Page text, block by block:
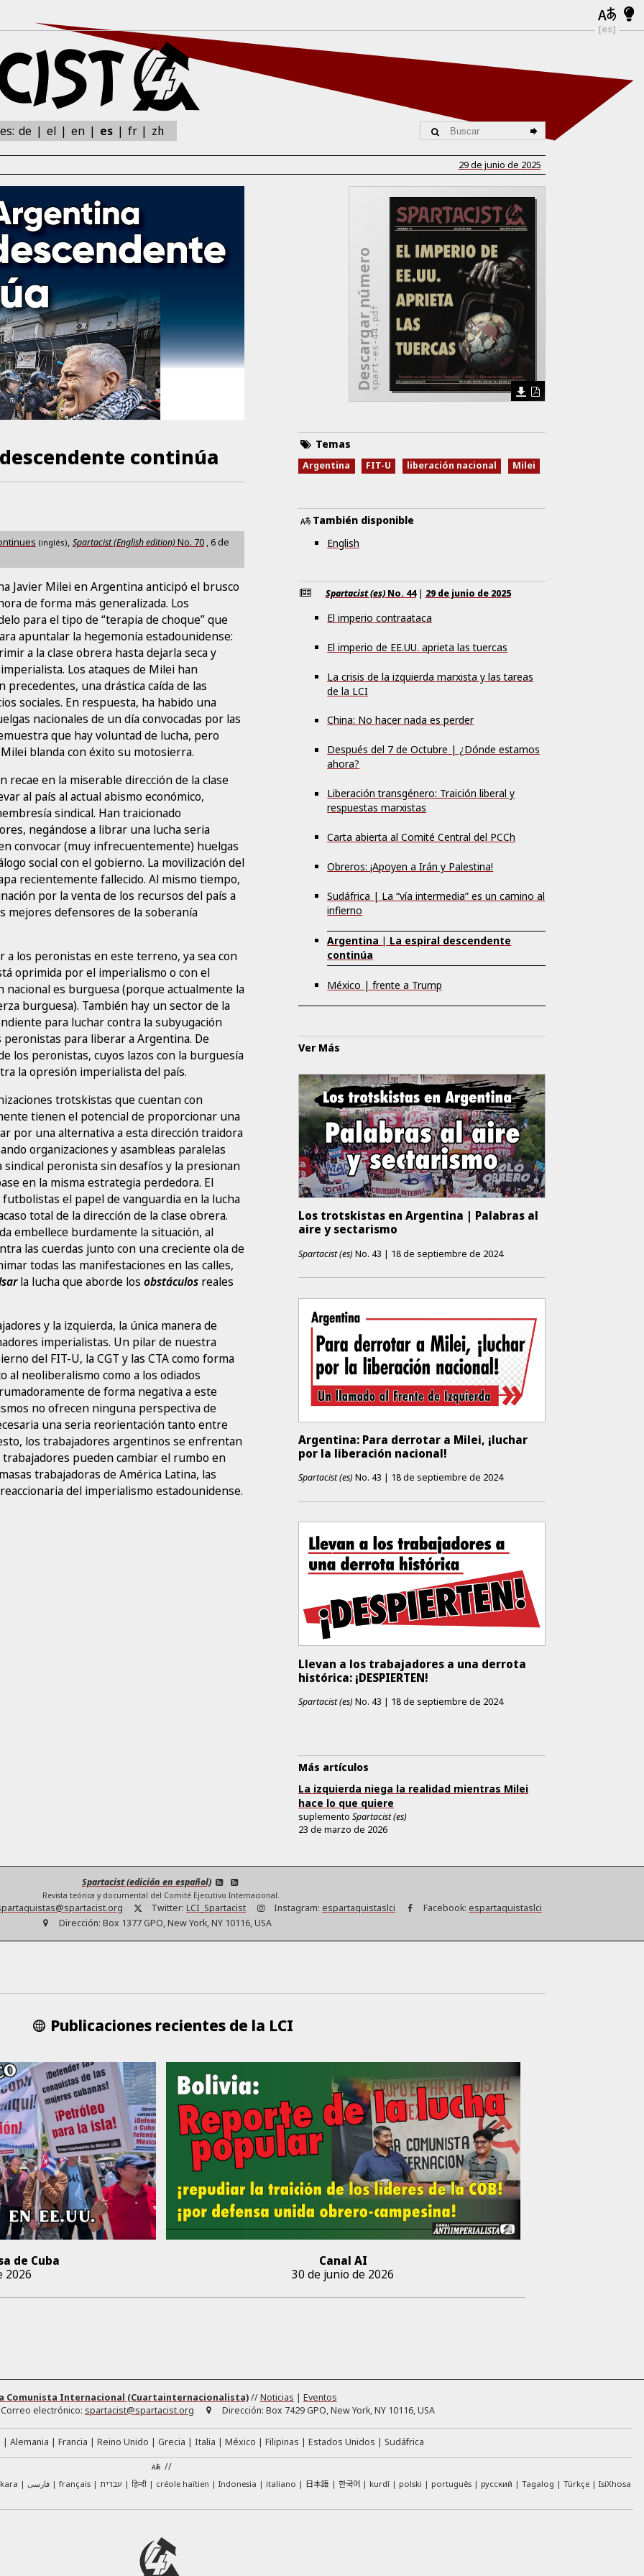
[es]
de el en es fr zh
29 de junio de 2025
continúa
(inglés), Spartacist (English edition) No. 70 , 6 de
Javier Milei en Argentina anticipó el brusco
de forma más generalizada. Los
para el tipo de “terapia de choque” que
apuntalar la hegemonía estadounidense:
a la clase obrera hasta dejarla seca y
Los ataques de Milei han
una drástica caída de las
sociales. En respuesta, ha habido una
nacionales de un día convocadas por las
que hay voluntad de lucha, pero
blanda con éxito su motosierra.
recae en la miserable dirección de la clase
al país al actual abismo económico,
sindical. Han traicionado
negándose a librar una lucha seria
convocar (muy infrecuentemente) huelgas
social con el gobierno. La movilización del
recientemente fallecido. Al mismo tiempo,
por la venta de los recursos del país a
mejores defensores de la soberanía
a los peronistas en este terreno, ya sea con
oprimida por el imperialismo o con el
es burguesa (porque actualmente la
burguesa). También hay un sector de la
para luchar contra la subyugación
para liberar a Argentina. De
los peronistas, cuyos lazos con la burguesía
la opresión imperialista del país.
trotskistas que cuentan con
tienen el potencial de proporcionar una
por una alternativa a esta dirección traidora
organizaciones y asambleas paralelas
peronista sin desafíos y la presionan
en la misma estrategia perdedora. El
el papel de vanguardia en la lucha
total de la dirección de la clase obrera.
embellece burdamente la situación, al
las cuerdas junto con una creciente ola de
todas las manifestaciones en las calles,
la lucha que aborde losobstáculos reales
y la izquierda, la única manera de
imperialistas. Un pilar de nuestra
del FIT-U, la CGT y las CTA como forma
neoliberalismo como a los odiados
de forma negativa a este
no ofrecen ninguna perspectiva de
una seria reorientación tanto entre
los trabajadores argentinos se enfrentan
pueden cambiar el rumbo en
trabajadoras de América Latina, las
del imperialismo estadounidense.
Descargar númerospart-es-44.pdf
Temas
Argentina FIT-U liberación nacional Milei
También disponible
English
Spartacist (es)No. 44 | 29 de junio de 2025
El imperio contraataca
El imperio de EE.UU. aprieta las tuercas
La crisis de la izquierda marxista y las tareas
de la LCI
China: No hacer nada es perder
Después del 7 de Octubre | ¿Dónde estamos
ahora?
Liberación transgénero: Traición liberal y
respuestas marxistas
Carta abierta al Comité Central del PCCh
Obreros: ¡Apoyen a Irán y Palestina!
Sudáfrica | La “vía intermedia” es un camino al
infierno
Argentina | La espiral descendente
continúa
México | frente a Trump
Ver Más
Los trotskistas en Argentina | Palabras al
aire y sectarismo
Spartacist (es) No. 43 | 18 de septiembre de 2024
Argentina: Para derrotar a Milei, ¡luchar
por la liberación nacional!
Spartacist (es) No. 43 | 18 de septiembre de 2024
Llevan a los trabajadores a una derrota
histórica: ¡DESPIERTEN!
Spartacist (es) No. 43 | 18 de septiembre de 2024
Más artículos
La izquierda niega la realidad mientras Milei
hace lo que quiere
suplementoSpartacist (es)
23 de marzo de 2026
Spartacist (edición en español)
Revista teórica y documental del Comité Ejecutivo Internacional.
Twitter: LCI_Spartacist Instagram: espartaquistaslci Facebook: espartaquistaslci
Dirección: Box 1377 GPO, New York, NY 10116, USA
Publicaciones recientes de la LCI
de Cuba
2026
Canal AI
30 de junio de 2026
Comunista Internacional (Cuartainternacionalista)//Noticias | Eventos
Correo electrónico: spartacist@spartacist.org Dirección: Box 7429 GPO, New York, NY 10116, USA
Alemania Francia Reino Unido Grecia Italia México Filipinas Estados Unidos Sudáfrica
//
فارسی français עברית हिन्दी créole haïtien Indonesia italiano 日本語 한국어 kurdî polski português русский Tagalog Türkçe IsiXhosa